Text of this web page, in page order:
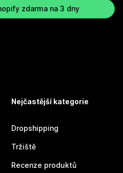
zdarma na 3 dny
Nejčastější kategorie
Dropshipping
Tržiště
Recenze produktů